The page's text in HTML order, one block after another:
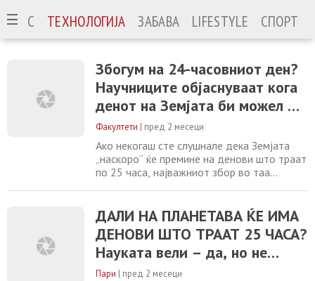
ТЕХНОЛОГИЈА ЗАБАВА LIFESTYLE СПОРТ
Збогум на 24-часовниот ден?
Научниците објаснуваат кога
денот на Земјата би можел да
трае 25 часа
Факултети | пред 2 месеци
Ако некогаш сте слушнале дека Земјата
„наскоро“ ќе премине на денови што траат
по 25 часа, најважниот збор во таа
Земјата постепено да продолжи да се
забавува, но процесот е толку бавен што е
незабележлив во секојдневниот живот.
Сепак, идејата не е научна фантастика. Таа
ДАЛИ НА ПЛАНЕТАВА ЌЕ ИМА
ДЕНОВИ ШТО ТРААТ 25 ЧАСА?
Науката вели – да, но не
наскоро
Пари | пред 2 месеци